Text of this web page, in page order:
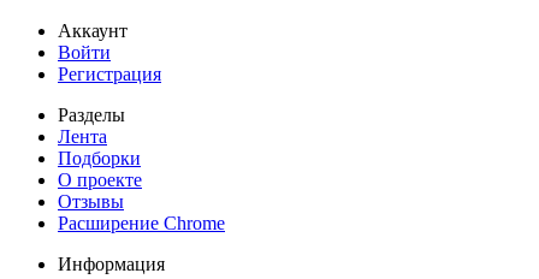
Аккаунт
Войти
Регистрация
Разделы
Лента
Подборки
О проекте
Отзывы
Расширение Chrome
Информация